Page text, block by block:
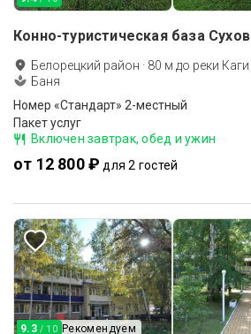
Конно-туристическая база
Белорецкий район · 80 м до реки Каги
Баня
Номер «Стандарт» 2-местный
Пакет услуг
Включен завтрак, обед и ужин
от 12 800 ₽ для 2 гостей
9.3 / 10 Рекомендуем